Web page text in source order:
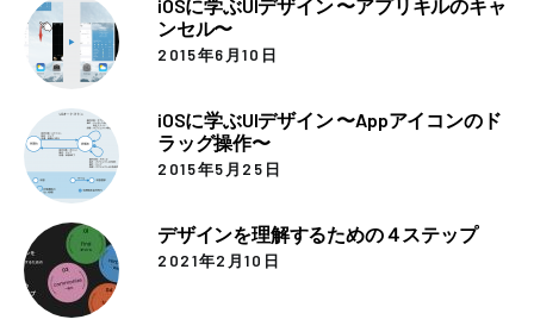
iOSに学ぶUIデザイン 〜アプリキルのキャ
ンセル〜
2015年6月10日
iOSに学ぶUIデザイン 〜Appアイコンのド
ラッグ操作〜
2015年5月25日
デザインを理解するための４ステップ
2021年2月10日